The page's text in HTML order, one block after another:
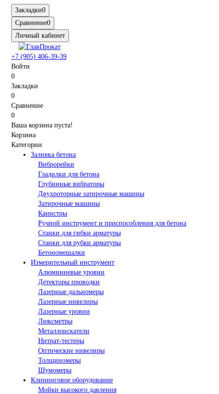
Закладки0
Сравнение0
Личный кабинет
+7 (905) 406-39-39
Войти
0
Закладки
0
Сравнение
0
Ваша корзина пуста!
Корзина
Категории
Заливка бетона
Виброрейки
Гладилки для бетона
Глубинные вибраторы
Двухроторные затирочные машины
Затирочные машины
Канистры
Ручной инструмент и приспособления для бетона
Станки для гибки арматуры
Станки для рубки арматуры
Бетономешалки
Измерительный инструмент
Алюминиевые уровни
Детекторы проводки
Лазерные дальномеры
Лазерные нивелиры
Лазерные уровни
Люксметры
Металлоискатели
Нитрат-тестеры
Оптические нивелиры
Толщиномеры
Шумомеры
Клининговое оборудование
Мойки высокого давления